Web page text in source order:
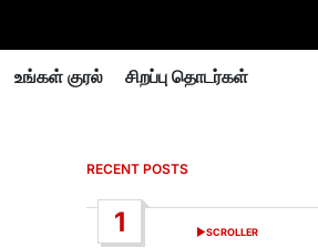
உங்கள் குரல் சிறப்பு தொடர்கள்
RECENT POSTS
1
POSTED
SCROLLER